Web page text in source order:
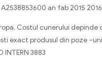
an fab 2015 2016
Costul curierului
exact produsul din poze
3883